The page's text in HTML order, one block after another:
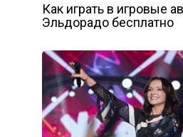
Как играть в игровые
Эльдорадо бесплатно